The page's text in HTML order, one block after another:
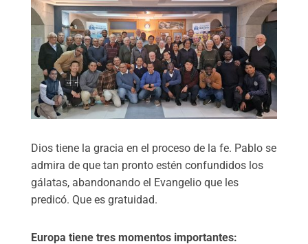
Dios tiene la gracia en el proceso de la fe. Pablo se
admira de que tan pronto estén confundidos los
gálatas, abandonando el Evangelio que les
predicó. Que es gratuidad.
Europa tiene tres momentos importantes: